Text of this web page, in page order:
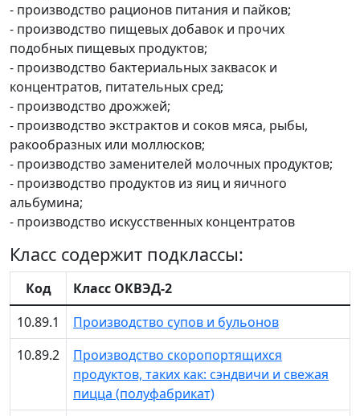
- производство рационов питания и пайков;
- производство пищевых добавок и прочих
подобных пищевых продуктов;
- производство бактериальных заквасок и
концентратов, питательных сред;
- производство дрожжей;
- производство экстрактов и соков мяса, рыбы,
ракообразных или моллюсков;
- производство заменителей молочных продуктов;
- производство продуктов из яиц и яичного
альбумина;
- производство искусственных концентратов
Класс содержит подклассы:
Код
Класс ОКВЭД-2
10.89.1
Производство супов и бульонов
10.89.2
Производство скоропортящихся
продуктов, таких как: сэндвичи и свежая
пицца (полуфабрикат)